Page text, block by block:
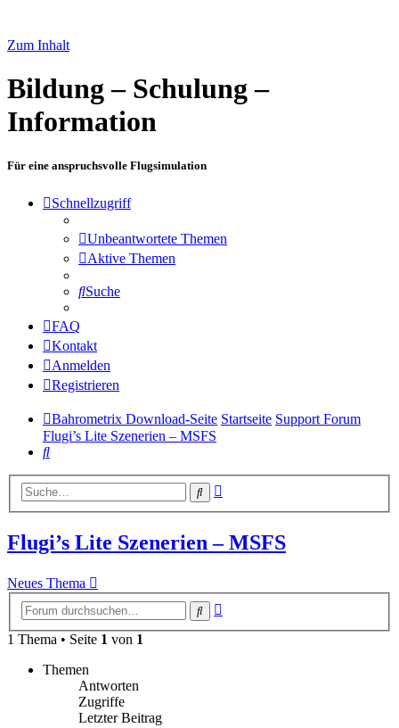
Zum Inhalt
Bildung – Schulung –
Information
Für eine anspruchsvolle Flugsimulation
Schnellzugriff
Unbeantwortete Themen
Aktive Themen
Suche
FAQ
Kontakt
Anmelden
Registrieren
Bahrometrix Download-Seite Startseite Support Forum
Flugi’s Lite Szenerien – MSFS
Suche
Suche
Flugi’s Lite Szenerien – MSFS
Neues Thema
Suche
1 Thema • Seite 1 von 1
Themen
Antworten
Zugriffe
Letzter Beitrag